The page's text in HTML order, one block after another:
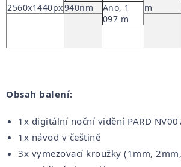
2560x1440px940nm
Ano, 1
097 m
m
Obsah balení:
1x digitální noční vidění PARD
1x návod v češtině
3x vymezovací kroužky (1mm,